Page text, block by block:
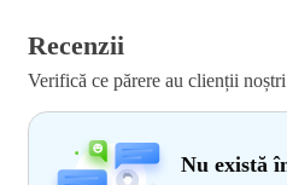
Recenzii
Verifică ce părere au clienții
Nu există